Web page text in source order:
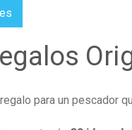
para un pescador